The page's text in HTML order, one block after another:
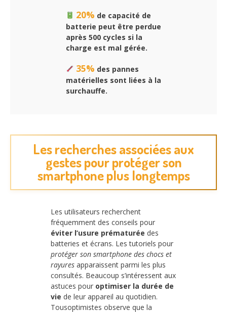
20% de capacité de
batterie peut être perdue
après 500 cycles si la
charge est mal gérée.
35% des pannes
matérielles sont liées à la
surchauffe.
Les recherches associées aux
gestes pour protéger son
smartphone plus longtemps
Les utilisateurs recherchent
fréquemment des conseils pour
éviter l’usure prématurée des
batteries et écrans. Les tutoriels pour
protéger son smartphone des chocs et
rayures apparaissent parmi les plus
consultés. Beaucoup s’intéressent aux
astuces pour optimiser la durée de
vie de leur appareil au quotidien.
Tousoptimistes observe que la